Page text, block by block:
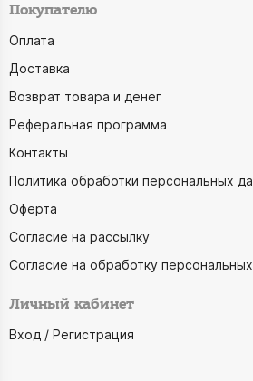
Покупателю
Оплата
Доставка
Возврат товара и денег
Реферальная программа
Контакты
Политика обработки персональных
Оферта
Согласие на рассылку
Согласие на обработку
Личный кабинет
Вход / Регистрация